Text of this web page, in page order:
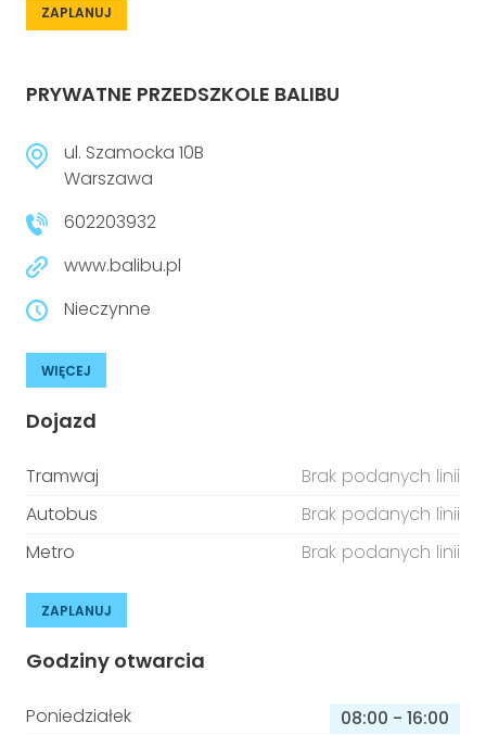
ZAPLANUJ
PRYWATNE PRZEDSZKOLE BALIBU
ul. Szamocka 10B
Warszawa
602203932
www.balibu.pl
Nieczynne
WIĘCEJ
Dojazd
Tramwaj
Brak podanych linii
Autobus
Brak podanych linii
Metro
Brak podanych linii
ZAPLANUJ
Godziny otwarcia
Poniedziałek 08:00 - 16:00